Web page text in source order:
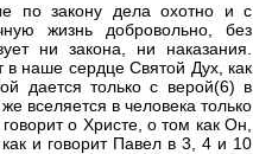
по закону дела охотно и с
жизнь добровольно, без
ни закона, ни наказания.
в наше сердце Святой Дух, как
дается только с верой(6) в
вселяется в человека только
о Христе, о том как Он,
и говорит Павел в 3, 4 и 10